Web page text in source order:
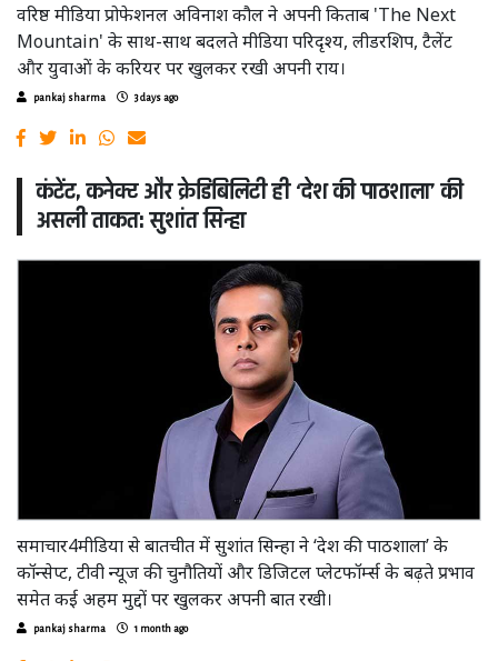
वरिष्ठ मीडिया प्रोफेशनल अविनाश कौल ने अपनी किताब 'The Next
Mountain' के साथ-साथ बदलते मीडिया परिदृश्य, लीडरशिप, टैलेंट
और युवाओं के करियर पर खुलकर रखी अपनी राय।
pankaj sharma 3 days ago
कंटेंट, कनेक्ट और क्रेडिबिलिटी ही ‘देश की पाठशाला’ की
असली ताकत: सुशांत सिन्हा
समाचार4मीडिया से बातचीत में सुशांत सिन्हा ने ‘देश की पाठशाला’ के
कॉन्सेप्ट, टीवी न्यूज की चुनौतियों और डिजिटल प्लेटफॉर्म्स के बढ़ते प्रभाव
समेत कई अहम मुद्दों पर खुलकर अपनी बात रखी।
pankaj sharma 1 month ago